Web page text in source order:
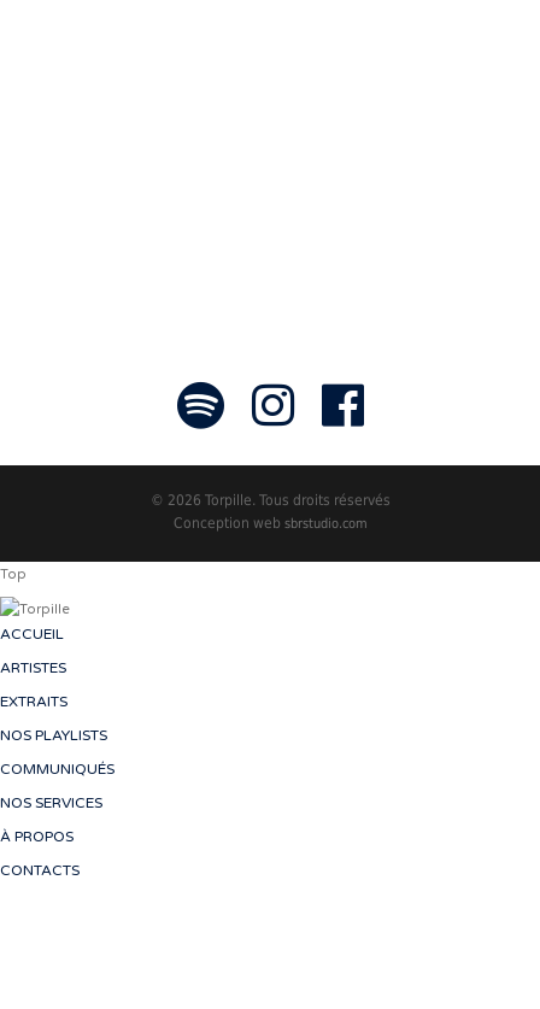
© 2026 Torpille. Tous droits réservés
Conception web sbrstudio.com
Top
ACCUEIL
ARTISTES
EXTRAITS
NOS PLAYLISTS
COMMUNIQUÉS
NOS SERVICES
À PROPOS
CONTACTS